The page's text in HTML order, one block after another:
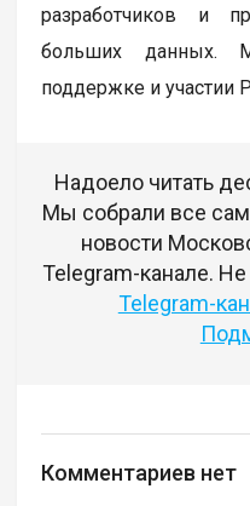
разработчиков и
больших данных.
поддержке и
Надоело читать
Мы собрали все
новости
Telegram-канале.
Telegram-
Комментариев нет